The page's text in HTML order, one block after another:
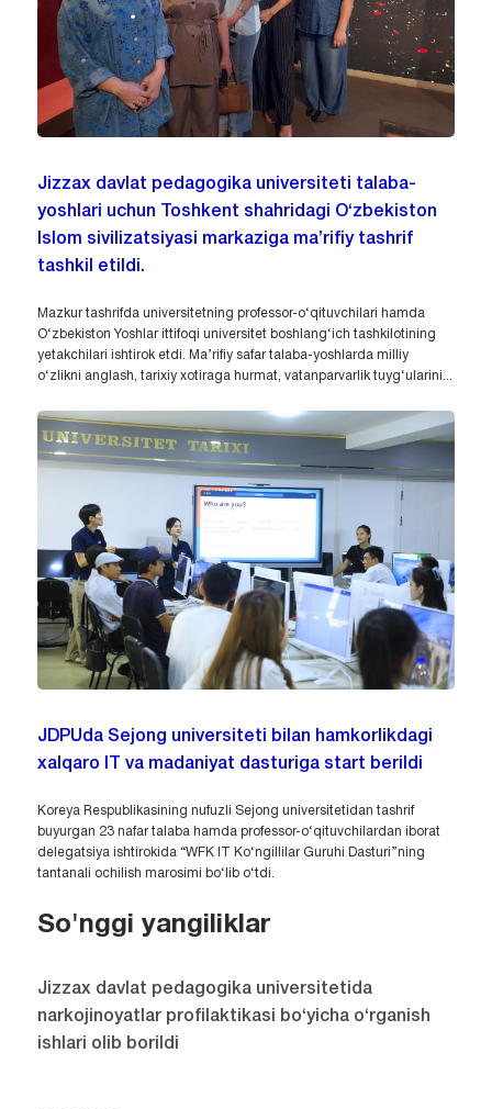
Jizzax davlat pedagogika universiteti talaba-
yoshlari uchun Toshkent shahridagi O‘zbekiston
Islom sivilizatsiyasi markaziga ma’rifiy tashrif
tashkil etildi.
Mazkur tashrifda universitetning professor-o‘qituvchilari hamda
O‘zbekiston Yoshlar ittifoqi universitet boshlang‘ich tashkilotining
yetakchilari ishtirok etdi. Ma’rifiy safar talaba-yoshlarda milliy
o‘zlikni anglash, tarixiy xotiraga hurmat, vatanparvarlik tuyg‘ularini...
JDPUda Sejong universiteti bilan hamkorlikdagi
xalqaro IT va madaniyat dasturiga start berildi
Koreya Respublikasining nufuzli Sejong universitetidan tashrif
buyurgan 23 nafar talaba hamda professor-o‘qituvchilardan iborat
delegatsiya ishtirokida “WFK IT Ko‘ngillilar Guruhi Dasturi”ning
tantanali ochilish marosimi bo‘lib o‘tdi.
So'nggi yangiliklar
Jizzax davlat pedagogika universitetida
narkojinoyatlar profilaktikasi bo‘yicha o‘rganish
ishlari olib borildi